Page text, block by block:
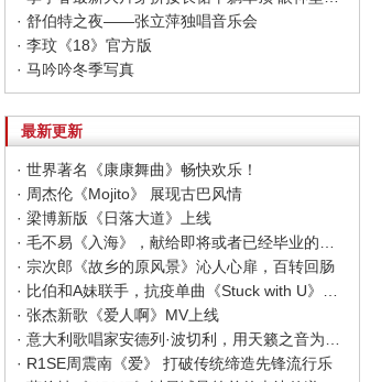
· 舒伯特之夜——张立萍独唱音乐会
· 李玟《18》官方版
· 马吟吟冬季写真
最新更新
· 世界著名《康康舞曲》畅快欢乐！
· 周杰伦《Mojito》 展现古巴风情
· 梁博新版《日落大道》上线
· 宗次郎《故乡的原风景》沁人心扉，百转回肠
· 张杰新歌《爱人啊》MV上线
· R1SE周震南《爱》 打破传统缔造先锋流行乐